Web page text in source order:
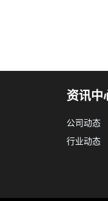
资讯中
公司动态
行业动态